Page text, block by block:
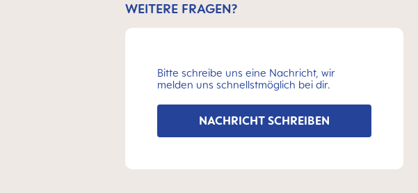
WEITERE FRAGEN?
Bitte schreibe uns eine Nachricht, wir
melden uns schnellstmöglich bei dir.
NACHRICHT SCHREIBEN